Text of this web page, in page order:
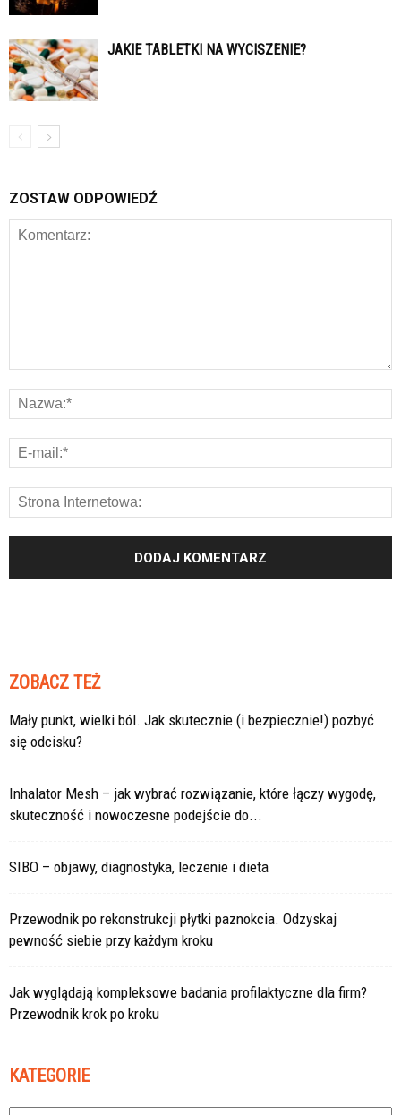
JAKIE TABLETKI NA WYCISZENIE?
ZOSTAW ODPOWIEDŹ
ZOBACZ TEŻ
Mały punkt, wielki ból. Jak skutecznie (i bezpiecznie!) pozbyć
się odcisku?
Inhalator Mesh – jak wybrać rozwiązanie, które łączy wygodę,
skuteczność i nowoczesne podejście do...
SIBO – objawy, diagnostyka, leczenie i dieta
Przewodnik po rekonstrukcji płytki paznokcia. Odzyskaj
pewność siebie przy każdym kroku
Jak wyglądają kompleksowe badania profilaktyczne dla firm?
Przewodnik krok po kroku
KATEGORIE
Kategorie